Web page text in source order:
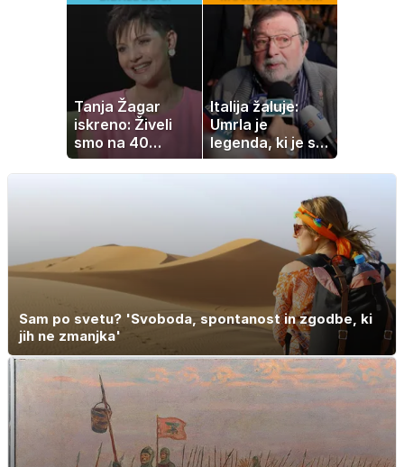
Slovenka
ljudje delajo med
vročino
Tanja Žagar
iskreno: Živeli
smo na 40
kvadratih, a
imela sem vse,
Italija žaluje:
Umrla je
legenda, ki je s
svojimi pesmimi
zaznamovala
Sam po svetu? 'Svoboda, spontanost in zgodbe, ki
jih ne zmanjka'